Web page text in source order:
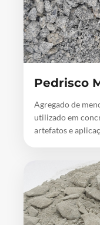
Pedrisco
Agregado de
utilizado em
artefatos e